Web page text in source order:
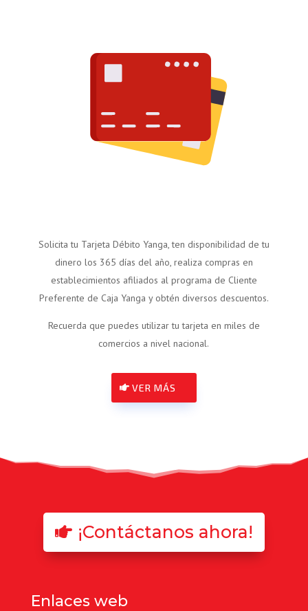
Solicita tu Tarjeta Débito Yanga, ten disponibilidad de tu
dinero los 365 días del año, realiza compras en
establecimientos afiliados al programa de Cliente
Preferente de Caja Yanga y obtén diversos descuentos.
Recuerda que puedes utilizar tu tarjeta en miles de
comercios a nivel nacional.
VER MÁS
¡Contáctanos ahora!
Enlaces web